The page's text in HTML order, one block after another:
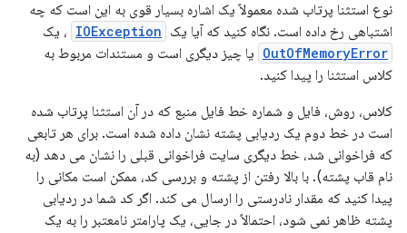
نوع استثنا پرتاب شده معمولاً یک اشاره بسیار قوی به این است که چه
اشتباهی رخ داده است. نگاه کنید که آیا یک IOException ، یک
OutOfMemoryError یا چیز دیگری است و مستندات مربوط به
کلاس استثنا را پیدا کنید.
کلاس، روش، فایل و شماره خط فایل منبع که در آن استثنا پرتاب شده
است در خط دوم یک ردیابی پشته نشان داده شده است. برای هر تابعی
که فراخوانی شد، خط دیگری سایت فراخوانی قبلی را نشان می دهد (به
نام قاب پشته). با بالا رفتن از پشته و بررسی کد، ممکن است مکانی را
پیدا کنید که مقدار نادرستی را ارسال می کند. اگر کد شما در ردیابی
پشته ظاهر نمی شود، احتمالاً در جایی، یک پارامتر نامعتبر را به یک